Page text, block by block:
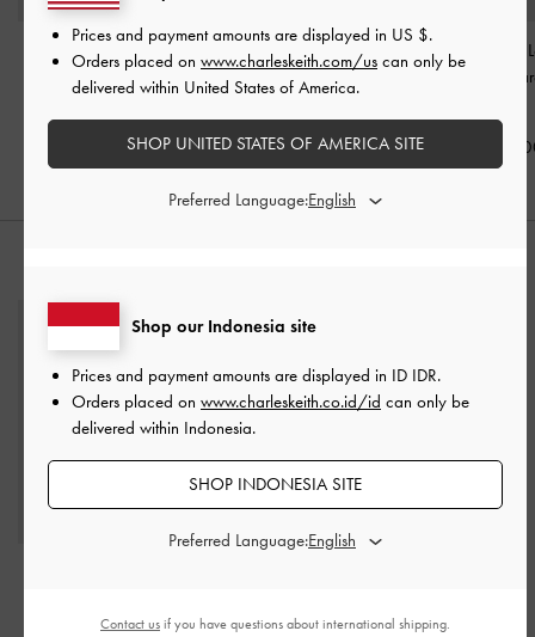
Sepatu Mules Heeled
Twisted-Strap Metallic-
IDR1,099,000
Sepatu Pumps Trapeze
Heel - Black
IDR899,000
Sepatu Pumps
Block-Heel
Shop our Indonesia site
Prices and payment amounts are displayed in ID IDR.
Orders placed on www.charleskeith.co.id/id can only be
delivered within Indonesia.
SHOP INDONESIA SITE
Preferred Language:
Prices and payment amounts are displayed in US $.
Orders placed on www.charleskeith.com/us can only be
delivered within United States of America.
SHOP UNITED STATES OF AMERICA SITE
Preferred Language:
Contact us if you have questions about international shipping.